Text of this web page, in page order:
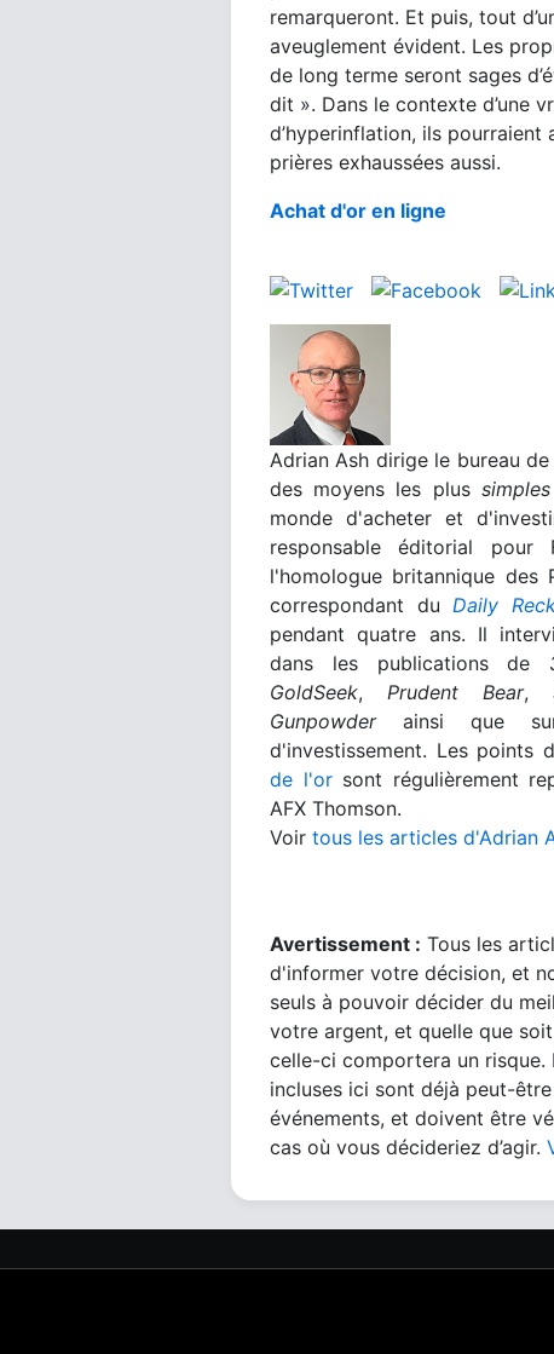
remarqueront. Et puis, tout
aveuglement évident. Les
de long terme seront sages
dit ». Dans le contexte d’une
d’hyperinflation, ils pourraient
prières exhaussées aussi.
Achat d'or en ligne
Adrian Ash dirige le bureau
des moyens les plus
monde d'acheter et
responsable éditorial
l'homologue britannique
correspondant du Daily
pendant quatre ans. Il
dans les publications de
GoldSeek, Prudent Bear,
Gunpowderainsi que sur
d'investissement. Les points
de l'orsont régulièrement
AFX Thomson.
Voir tous les articles d'Adrian
Avertissement : Tous les
d'informer votre décision, et
seuls à pouvoir décider du
votre argent, et quelle que
celle-ci comportera un risque.
incluses ici sont déjà peut-
événements, et doivent être
cas où vous décideriez d’agir.